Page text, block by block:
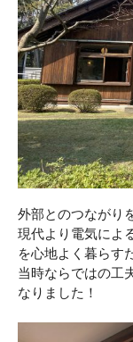
外部とのつながり
現代より電気によ
を心地よく暮らす
当時ならではの工
なりました！